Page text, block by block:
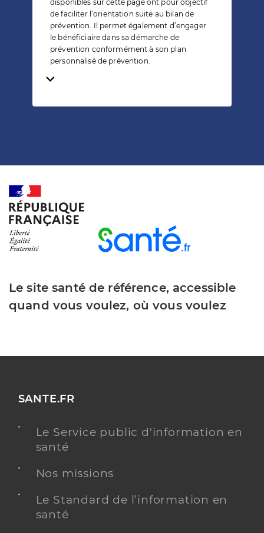
disponibles sur cette page ont pour objectif
de faciliter l’orientation suite au bilan de
prévention. Il permet également d’engager
le bénéficiaire dans sa démarche de
prévention conformément à son plan
personnalisé de prévention.
Temps de lecture
Le site santé de référence, accessible
quand vous voulez, où vous voulez
SANTE.FR
Le Service public d'information en
santé
Nos missions
Le Standard de l’information en
santé